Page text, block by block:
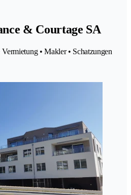
& Courtage SA
• Makler • Schatzungen